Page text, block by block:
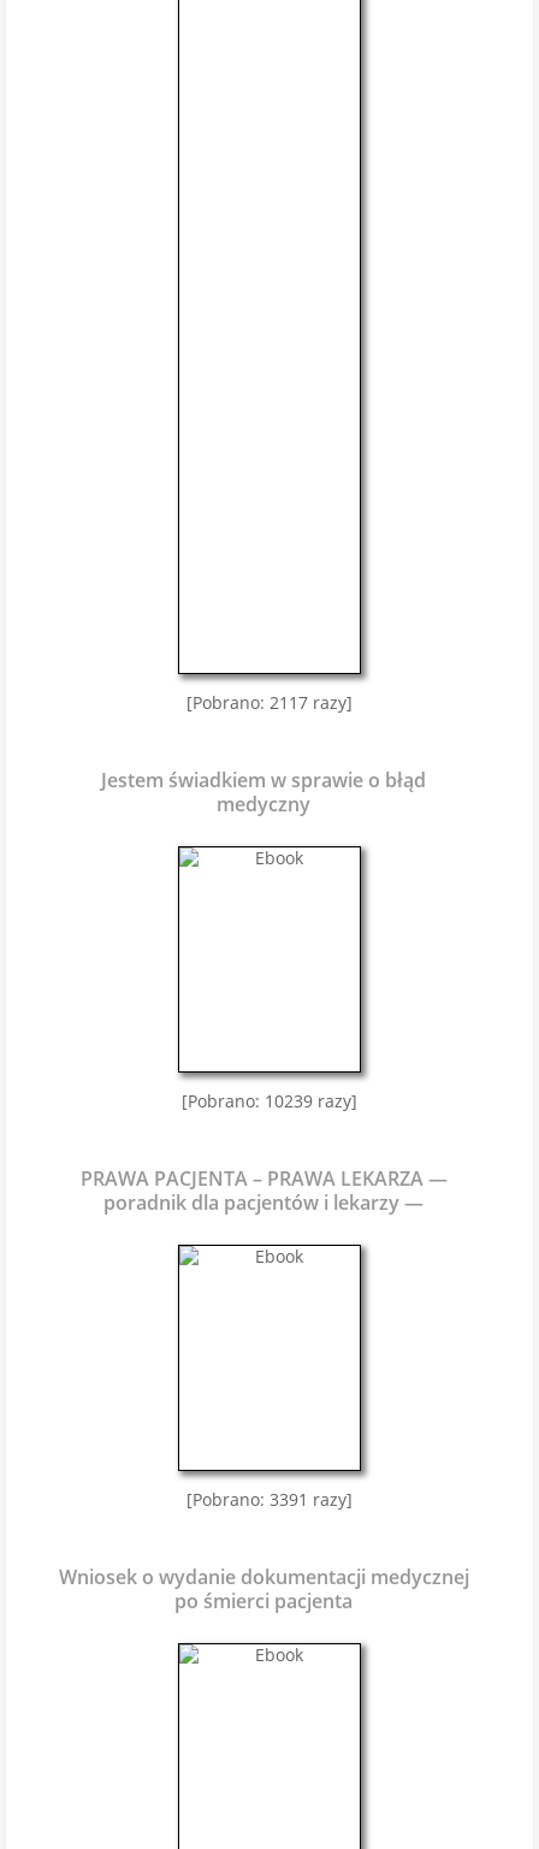
[Pobrano: 2117 razy]
Jestem świadkiem w sprawie o błąd
medyczny
[Pobrano: 10239 razy]
PRAWA PACJENTA – PRAWA LEKARZA —
poradnik dla pacjentów i lekarzy —
[Pobrano: 3391 razy]
Wniosek o wydanie dokumentacji medycznej
po śmierci pacjenta